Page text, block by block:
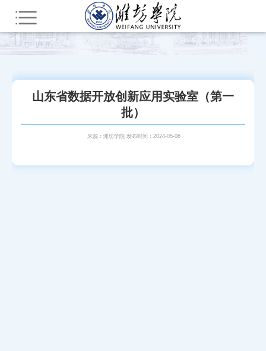
您所在的位置：首页 科学研究 省级平台
山东省数据开放创新应用实验室（第一
批）
来源：潍坊学院 发布时间：2024-05-06